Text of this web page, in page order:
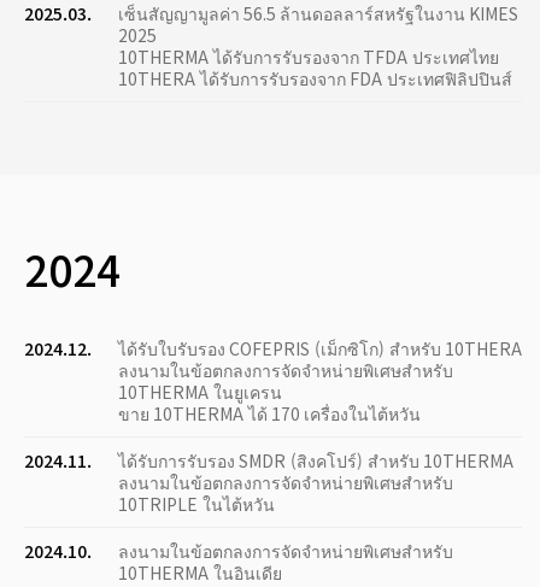
2025.03.
เซ็นสัญญามูลค่า 56.5 ล้านดอลลาร์สหรัฐในงาน KIMES
2025
10THERMA ได้รับการรับรองจาก TFDA ประเทศไทย
10THERA ได้รับการรับรองจาก FDA ประเทศฟิลิปปินส์
2024
2024.12.
ได้รับใบรับรอง COFEPRIS (เม็กซิโก) สำหรับ 10THERA
ลงนามในข้อตกลงการจัดจำหน่ายพิเศษสำหรับ
10THERMA ในยูเครน
ขาย 10THERMA ได้ 170 เครื่องในไต้หวัน
2024.11.
ได้รับการรับรอง SMDR (สิงคโปร์) สำหรับ 10THERMA
ลงนามในข้อตกลงการจัดจำหน่ายพิเศษสำหรับ
10TRIPLE ในไต้หวัน
2024.10.
ลงนามในข้อตกลงการจัดจำหน่ายพิเศษสำหรับ
10THERMA ในอินเดีย